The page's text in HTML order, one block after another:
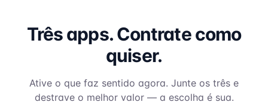
Três apps. Contrate como
quiser.
Ative o que faz sentido agora. Junte os três e
destrave o melhor valor — a escolha é sua.